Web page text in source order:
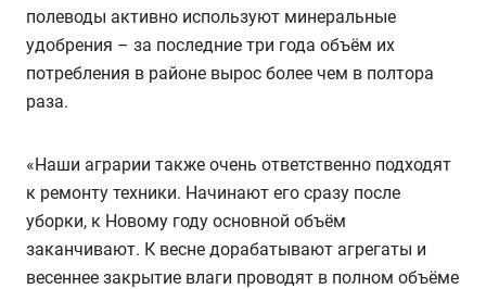
полеводы активно используют минеральные
удобрения – за последние три года объём их
потребления в районе вырос более чем в полтора
раза.
«Наши аграрии также очень ответственно подходят
к ремонту техники. Начинают его сразу после
уборки, к Новому году основной объём
заканчивают. К весне дорабатывают агрегаты и
весеннее закрытие влаги проводят в полном объёме